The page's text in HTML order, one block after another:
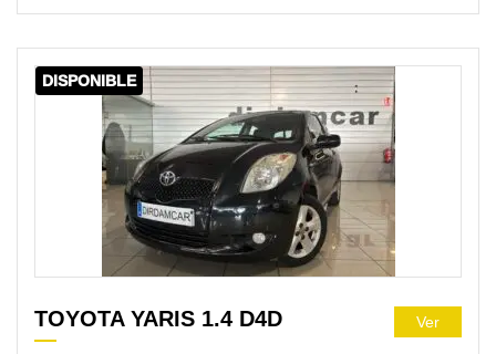
DISPONIBLE
TOYOTA YARIS 1.4 D4D Ver